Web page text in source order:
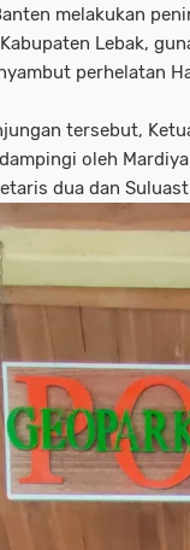
melakukan
Lebak,
perhelatan
tersebut,
oleh
dua dan